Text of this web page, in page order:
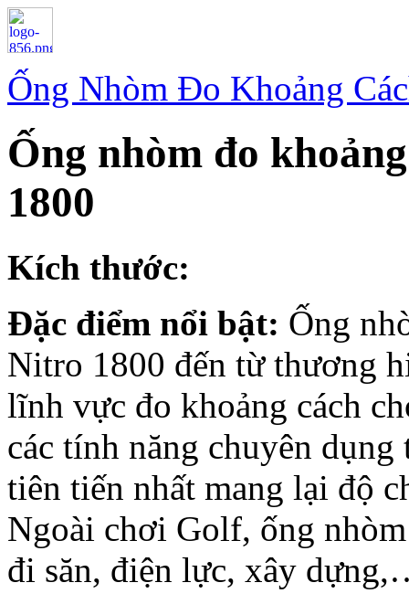
Ống Nhòm Đo Khoảng
Ống nhòm đo
1800
Kích thước:
Đặc điểm nổi bật: Ống
Nitro 1800 đến từ thương
lĩnh vực đo khoảng cách
các tính năng chuyên
tiên tiến nhất mang lại độ
Ngoài chơi Golf, ống
đi săn, điện lực, xây